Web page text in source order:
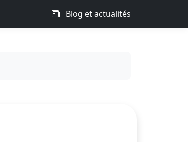
Blog et actualités